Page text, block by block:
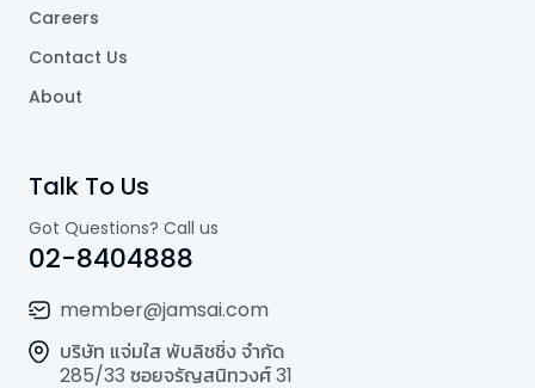
Careers
Contact Us
About
Talk To Us
Got Questions? Call us
02-8404888
member@jamsai.com
บริษัท แจ่มใส พับลิชชิ่ง จำกัด
285/33 ซอยจรัญสนิทวงศ์ 31